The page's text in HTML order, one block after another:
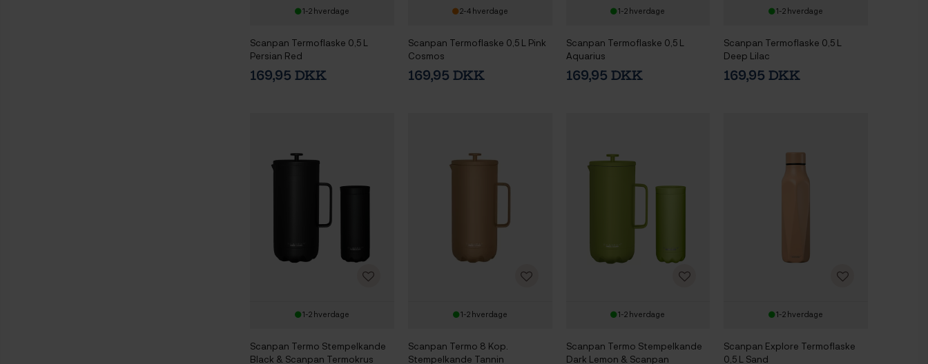
1-2 hverdage
Scanpan Termoflaske 0,5 L
Persian Red
169,95 DKK
2-4 hverdage
Scanpan Termoflaske 0,5 L Pink
Cosmos
169,95 DKK
1-2 hverdage
Scanpan Termoflaske 0,5 L
Aquarius
169,95 DKK
1-2 hverdage
Scanpan Termoflaske 0,5 L
Deep Lilac
169,95 DKK
1-2 hverdage
Scanpan Termo Stempelkande
Black & Scanpan Termokrus
1-2 hverdage
Scanpan Termo 8 Kop.
Stempelkande Tannin
1-2 hverdage
Scanpan Termo Stempelkande
Dark Lemon & Scanpan
1-2 hverdage
Scanpan Explore Termoflaske
0,5 L Sand